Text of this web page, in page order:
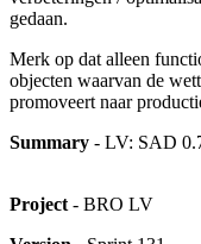
gedaan.
Merk op dat alleen
objecten waarvan de
promoveert naar
Summary - LV: SAD
Project - BRO LV